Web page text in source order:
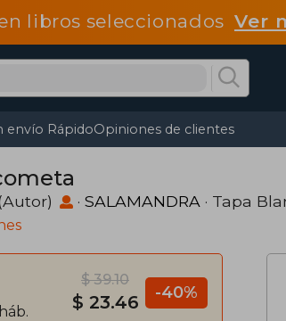
libros seleccionadosVer
envío RápidoOpiniones de clientes
· SALAMANDRA · Tapa
$ 39.10
$ 23.46 -40%